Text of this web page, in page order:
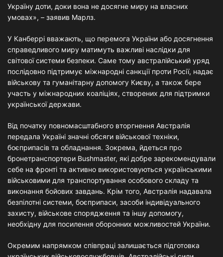
Україну доти, доки вона не досягне миру на власних
умовах», – заявив Марлз.
У Канберрі вважають, що перемога України або досягнення
справедливого миру матимуть важливі наслідки для
світової системи безпеки. Саме тому австралійський уряд
послідовно підтримує міжнародні санкції проти Росії, надає
військову та гуманітарну допомогу Києву, а також бере
участь у міжнародних коаліціях, створених для підтримки
української держави.
Від початку повномасштабного вторгнення Австралія
передала Україні значні обсяги військової техніки,
боєприпасів та обладнання. Зокрема, йдеться про
бронетранспортери Bushmaster, які добре зарекомендували
себе на фронті та активно використовуються українськими
військовими для транспортування особового складу та
виконання бойових завдань. Крім того, Австралія надавала
безпілотні системи, боєприпаси, засоби індивідуального
захисту, військове спорядження та іншу допомогу,
необхідну для посилення оборонних можливостей України.
Окремим напрямком співпраці залишається підготовка